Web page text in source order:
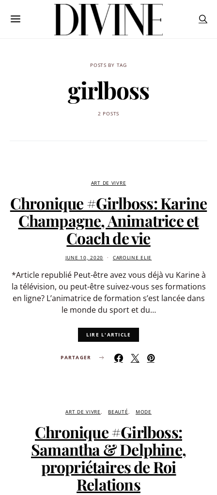
POSTS BY TAG
girlboss
2 POSTS
ART DE VIVRE
Chronique #Girlboss: Karine
Champagne, Animatrice et
Coach de vie
JUNE 10, 2020 CAROLINE ELIE
*Article republié Peut-être avez vous déjà vu Karine à
la télévision, ou peut-être suivez-vous ses formations
en ligne? L’animatrice de formation s’est lancée dans
le monde du sport et du…
LIRE L'ARTICLE
PARTAGER
ART DE VIVRE BEAUTÉ MODE
Chronique #Girlboss:
Samantha & Delphine,
propriétaires de Roi
Relations